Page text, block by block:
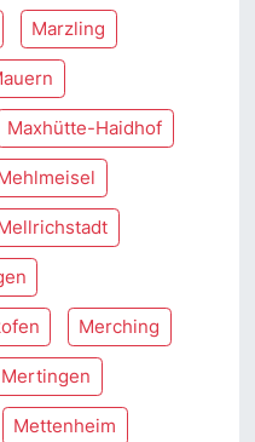
Marzling
Maxhütte-Haidhof
Merching
Mertingen
Mettenheim